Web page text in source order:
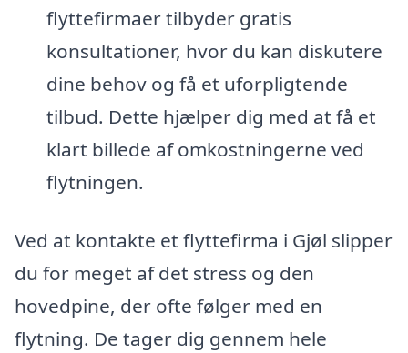
flyttefirmaer tilbyder gratis
konsultationer, hvor du kan diskutere
dine behov og få et uforpligtende
tilbud. Dette hjælper dig med at få et
klart billede af omkostningerne ved
flytningen.
Ved at kontakte et flyttefirma i Gjøl slipper
du for meget af det stress og den
hovedpine, der ofte følger med en
flytning. De tager dig gennem hele